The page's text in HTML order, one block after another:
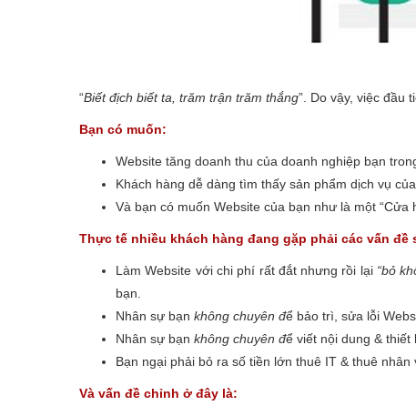
“Biết địch biết ta, trăm trận trăm thắng”. Do vậy, việc đầu
Bạn có muốn:
Website tăng doanh thu của doanh nghiệp bạn
Khách hàng dễ dàng tìm thấy sản phẩm dịch vụ
Và bạn có muốn Website của bạn như là một
Thực tế nhiều khách hàng đang gặp phải các vấn đề
Làm Website với chi phí rất đắt nhưng rồi lại “bỏ
bạn.
Nhân sự bạn không chuyên để bảo trì, sửa lỗi
Nhân sự bạn không chuyên để viết nội dung & thiết
Bạn ngại phải bỏ ra số tiền lớn thuê IT & thuê nhân
Và vấn đề chỉnh ở đây là: